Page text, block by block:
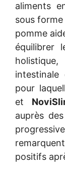
aliments
sous
pomme
équilibrer
pour
et
auprès
positifs